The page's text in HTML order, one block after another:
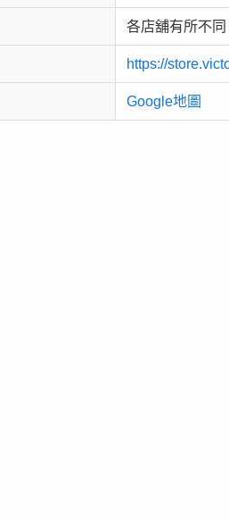
各店舖有所不同
https://
Google地圖